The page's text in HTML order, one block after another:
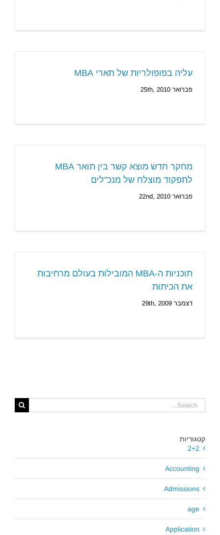
עליה בפופולריות של תארי MBA
פברואר 25th, 2010
מחקר חדש מוצא קשר בין תואר MBA
לתפקוד מוצלח של מנכ"לים
פברואר 22nd, 2010
תוכניות ה-MBA המובילות בעולם מרחיבות
את הכיתות
דצמבר 29th, 2009
Search
for:
קטגוריות
2+2
Accounting
Admissions
age
Application